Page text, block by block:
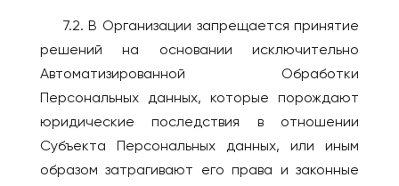
7.2. В Организации запрещается принятие
решений на основании исключительно
Автоматизированной Обработки
Персональных данных, которые порождают
юридические последствия в отношении
Субъекта Персональных данных, или иным
образом затрагивают его права и законные